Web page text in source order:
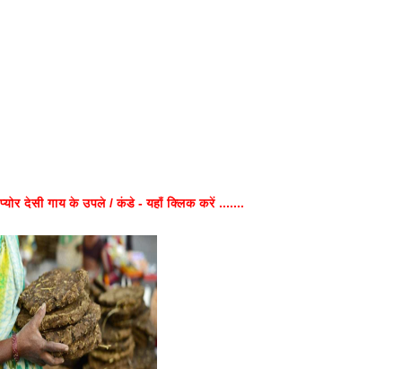
प्योर देसी गाय के उपले / कंडे - यहाँ क्लिक करें .......